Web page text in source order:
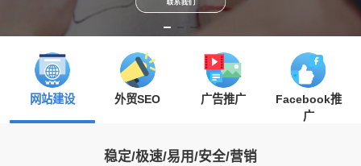
网站建设 外贸SEO 广告推广
Facebook推
广
稳定/极速/易用/安全/营销